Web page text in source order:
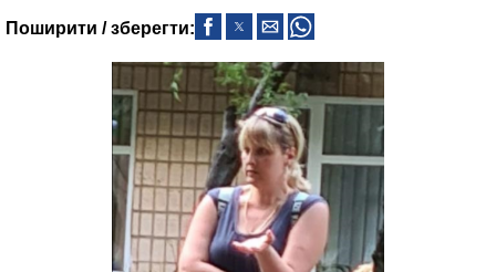
Поширити / зберегти: